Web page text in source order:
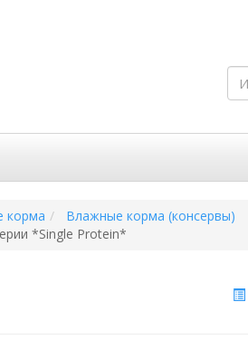
корма
Влажные корма (консервы)
*Single Protein*